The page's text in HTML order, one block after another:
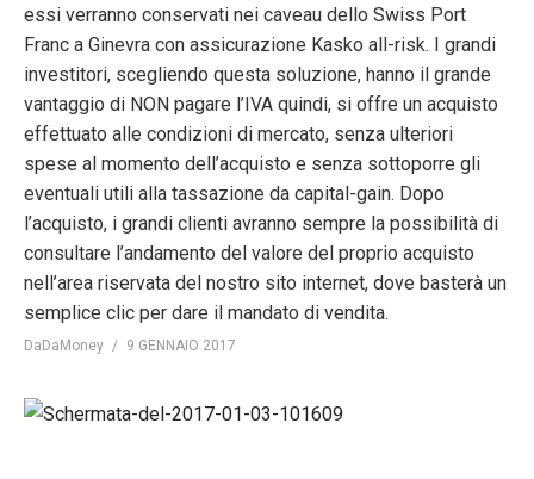
essi verranno conservati nei caveau dello Swiss Port
Franc a Ginevra con assicurazione Kasko all-risk. I grandi
investitori, scegliendo questa soluzione, hanno il grande
vantaggio di NON pagare l’IVA quindi, si offre un acquisto
effettuato alle condizioni di mercato, senza ulteriori
spese al momento dell’acquisto e senza sottoporre gli
eventuali utili alla tassazione da capital-gain. Dopo
l’acquisto, i grandi clienti avranno sempre la possibilità di
consultare l’andamento del valore del proprio acquisto
nell’area riservata del nostro sito internet, dove basterà un
semplice clic per dare il mandato di vendita.
DaDaMoney 9 GENNAIO 2017